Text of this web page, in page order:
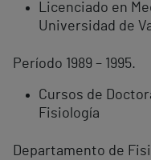
Licenciado en
Universidad de
Período 1989 – 1995.
Cursos de
Fisiología
Departamento de